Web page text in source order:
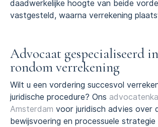
daadwerkelijke hoogte van beide
vastgesteld, waarna verrekening
Advocaat gespecialiseerd
rondom verrekening
Wilt u een vordering succesvol
juridische procedure? Ons
Amsterdam voor juridisch advies over
bewijsvoering en processuele strategie